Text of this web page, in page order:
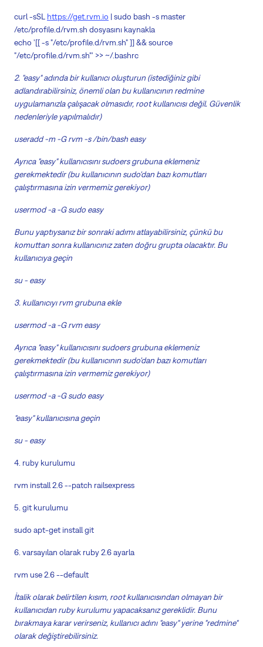
curl -sSL https://get.rvm.io | sudo bash -s master
/etc/profile.d/rvm.sh dosyasını kaynakla
echo '[[ -s "/etc/profile.d/rvm.sh" ]] && source
"/etc/profile.d/rvm.sh"' >> ~/.bashrc
2. "easy" adında bir kullanıcı oluşturun (istediğiniz gibi
adlandırabilirsiniz, önemli olan bu kullanıcının redmine
uygulamanızla çalışacak olmasıdır, root kullanıcısı değil. Güvenlik
nedenleriyle yapılmalıdır)
useradd -m -G rvm -s /bin/bash easy
Ayrıca "easy" kullanıcısını sudoers grubuna eklemeniz
gerekmektedir (bu kullanıcının sudo'dan bazı komutları
çalıştırmasına izin vermemiz gerekiyor)
usermod -a -G sudo easy
Bunu yaptıysanız bir sonraki adımı atlayabilirsiniz, çünkü bu
komuttan sonra kullanıcınız zaten doğru grupta olacaktır. Bu
kullanıcıya geçin
su - easy
3. kullanıcıyı rvm grubuna ekle
usermod -a -G rvm easy
Ayrıca "easy" kullanıcısını sudoers grubuna eklemeniz
gerekmektedir (bu kullanıcının sudo'dan bazı komutları
çalıştırmasına izin vermemiz gerekiyor)
usermod -a -G sudo easy
"easy" kullanıcısına geçin
su - easy
4. ruby kurulumu
rvm install 2.6 --patch railsexpress
5. git kurulumu
sudo apt-get install git
6. varsayılan olarak ruby 2.6 ayarla
rvm use 2.6 --default
İtalik olarak belirtilen kısım, root kullanıcısından olmayan bir
kullanıcıdan ruby kurulumu yapacaksanız gereklidir. Bunu
bırakmaya karar verirseniz, kullanıcı adını "easy" yerine "redmine"
olarak değiştirebilirsiniz.